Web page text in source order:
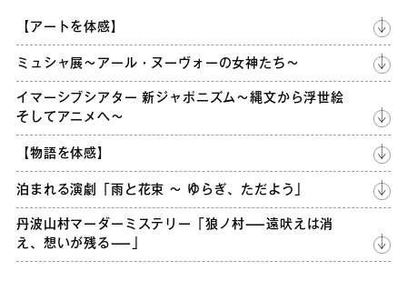
【アートを体感】
ミュシャ展～アール・ヌーヴォーの女神たち～
イマーシブシアター 新ジャポニズム～縄文から浮世絵
そしてアニメへ～
【物語を体感】
泊まれる演劇「雨と花束 ～ ゆらぎ、ただよう」
丹波山村マーダーミステリー「狼ノ村―遠吠えは消
え、想いが残る―」